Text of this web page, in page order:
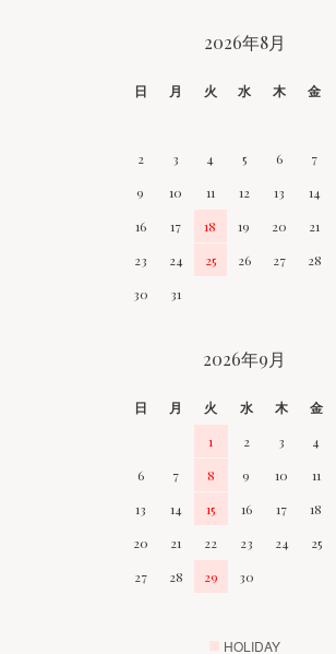
2026年8月
日 月 火 水 木 金
2
3 4 5 6 7
9
10 11 12 13 14
16
17 18 19 20 21
23
24 25 26 27 28
30
31
2026年9月
日 月 火 水 木 金
1
2 3 4
6
7 8 9 10 11
13
14 15 16 17 18
20
21 22 23 24 25
27
28 29 30
HOLIDAY